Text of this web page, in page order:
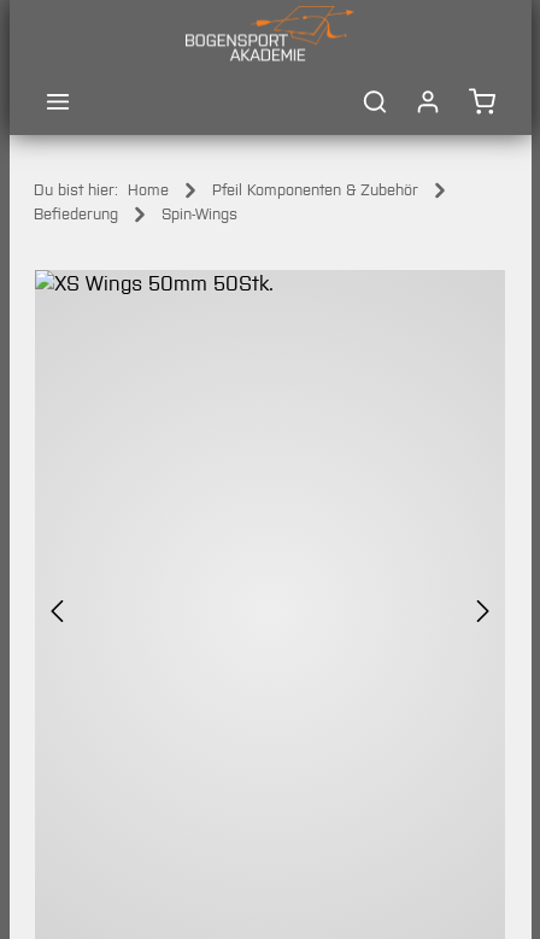
Du bist hier: Home
Pfeil Komponenten & Zubehör
Befiederung
Spin-Wings
Bildergalerie überspringen